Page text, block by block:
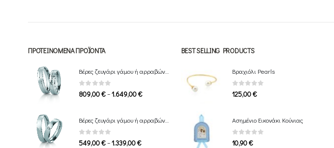
ΠΡΟΤΕΙΝΌΜΕΝΑ ΠΡΟΪΌΝΤΑ
0out of 5
809,00€ – 1.649,00€Price
through
0 out of 5
549,00€ – 1.339,00€Price
BEST SELLING PRODUCTS
Βραχιόλι Pearls
0out of 5
125,00€
Ασημένιο Εικονάκι Κούνιας
0out of 5
10,90€